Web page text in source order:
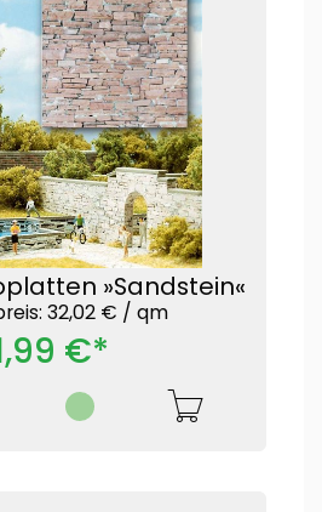
»Sandstein«
32,02 € / qm
€*